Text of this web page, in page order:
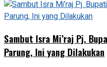
Sambut Isra Mi’raj Pj.
Parung, Ini yang Dilakukan